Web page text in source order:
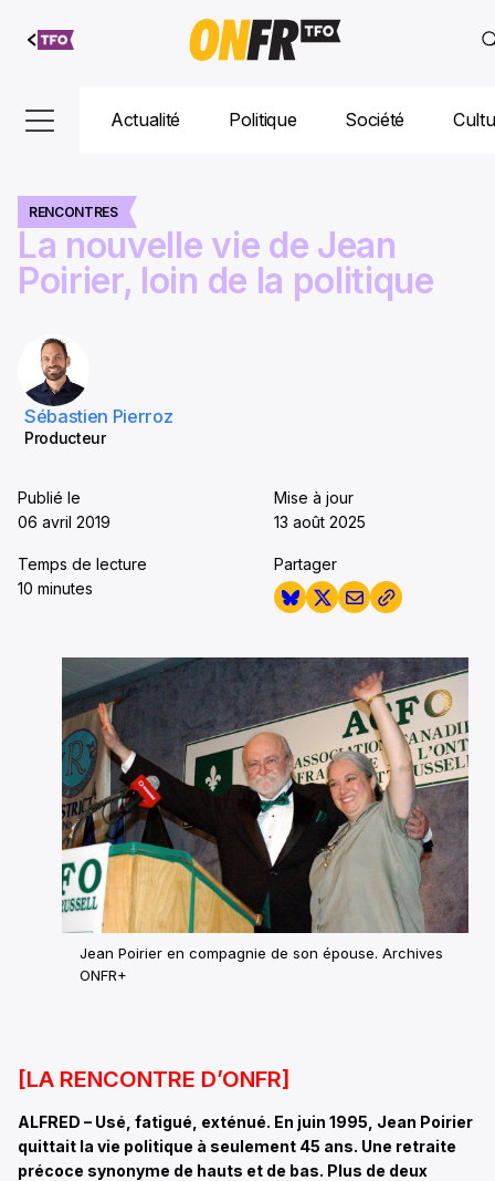
Aller au
contenu
Actualité Politique Société
RENCONTRES
La nouvelle vie de Jean
Poirier, loin de la politique
Sébastien Pierroz
Producteur
Publié le
06 avril 2019
Mise à jour
13 août 2025
Temps de lecture
10 minutes
Partager
Jean Poirier en compagnie de son épouse. Archives
ONFR+
[LA RENCONTRE D’ONFR]
ALFRED – Usé, fatigué, exténué. En juin 1995, Jean Poirier
quittait la vie politique à seulement 45 ans. Une retraite
précoce synonyme de hauts et de bas. Plus de deux